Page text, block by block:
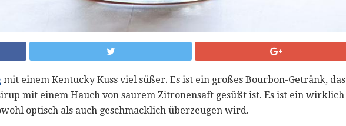
mit einem Kentucky Kuss viel süßer. Es ist ein großes Bourbon-Getränk, das
mit einem Hauch von saurem Zitronensaft gesüßt ist. Es ist ein wirklich
optisch als auch geschmacklich überzeugen wird.